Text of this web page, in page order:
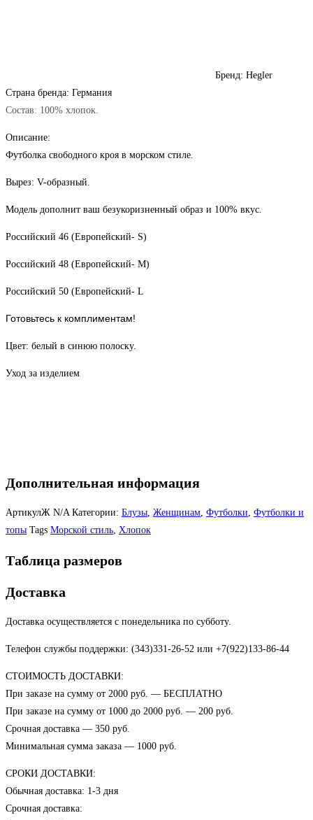
Бренд: Hegler
Страна бренда: Германия
Состав: 100% хлопок.
Описание:
Футболка свободного кроя в морском стиле.
Вырез: V-образный.
Модель дополнит ваш безукоризненный образ и 100% вкус.
Российский 46 (Европейский- S)
Российский 48 (Европейский- M)
Российский 50 (Европейский- L
Готовьтесь к комплиментам!
Цвет: белый в синюю полоску.
Уход за изделием
Дополнительная информация
АртикулЖ N/A Категории: Блузы, Женщинам, Футболки, Футболки и
топы Tags Морской стиль, Хлопок
Таблица размеров
Доставка
Доставка осуществляется с понедельника по субботу.
Телефон службы поддержки: (343)331-26-52 или +7(922)133-86-44
СТОИМОСТЬ ДОСТАВКИ:
При заказе на сумму от 2000 руб. — БЕСПЛАТНО
При заказе на сумму от 1000 до 2000 руб. — 200 руб.
Срочная доставка — 350 руб.
Минимальная сумма заказа — 1000 руб.
СРОКИ ДОСТАВКИ:
Обычная доставка: 1-3 дня
Срочная доставка: